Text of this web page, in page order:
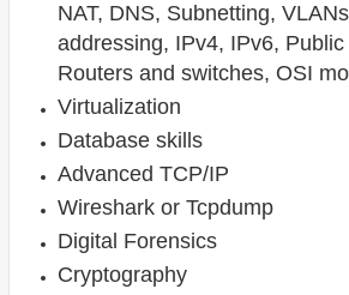
NAT, DNS, Subnetting,
addressing, IPv4, IPv6, Public
Routers and switches, OSI
Virtualization
Database skills
Advanced TCP/IP
Wireshark or Tcpdump
Digital Forensics
Cryptography